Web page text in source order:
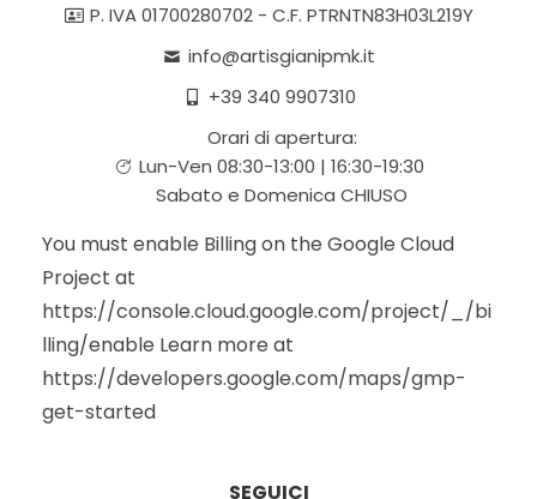
P. IVA 01700280702 - C.F. PTRNTN83H03L219Y
info@artisgianipmk.it
+39 340 9907310
Orari di apertura:
Lun-Ven 08:30-13:00 | 16:30-19:30
Sabato e Domenica CHIUSO
You must enable Billing on the Google Cloud
Project at
https://console.cloud.google.com/project/_/bi
lling/enable Learn more at
https://developers.google.com/maps/gmp-
get-started
SEGUICI